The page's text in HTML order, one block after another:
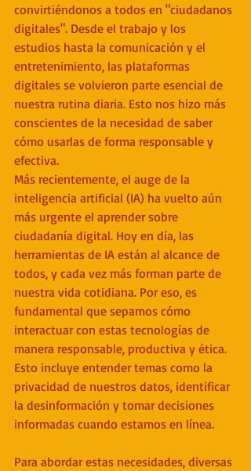
convirtiéndonos a todos en "ciudadanos
digitales". Desde el trabajo y los
estudios hasta la comunicación y el
entretenimiento, las plataformas
digitales se volvieron parte esencial de
nuestra rutina diaria. Esto nos hizo más
conscientes de la necesidad de saber
cómo usarlas de forma responsable y
efectiva.
Más recientemente, el auge de la
inteligencia artificial (IA) ha vuelto aún
más urgente el aprender sobre
ciudadanía digital. Hoy en día, las
herramientas de IA están al alcance de
todos, y cada vez más forman parte de
nuestra vida cotidiana. Por eso, es
fundamental que sepamos cómo
interactuar con estas tecnologías de
manera responsable, productiva y ética.
Esto incluye entender temas como la
privacidad de nuestros datos, identificar
la desinformación y tomar decisiones
informadas cuando estamos en línea.
Para abordar estas necesidades, diversas